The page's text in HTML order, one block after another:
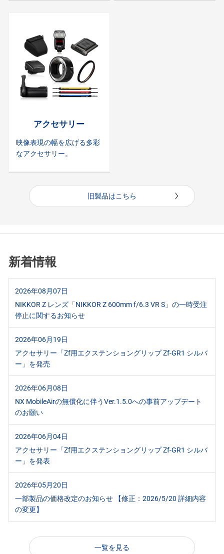
アクセサリー
映像表現の幅を広げる多彩
なアクセサリー。
旧製品はこちら
新着情報
2026年08月07日
NIKKOR Z レンズ「NIKKOR Z 600mm f/6.3 VR S」の一時受注
停止に関するお知らせ
2026年06月19日
アクセサリー「Zf用エクステンショングリップ Zf-GR1 シルバ
ー」を発売
2026年06月08日
NX MobileAirの無償化に伴うVer.1.5.0への事前アップデート
のお願い
2026年06月04日
アクセサリー「Zf用エクステンショングリップ Zf-GR1 シルバ
ー」を発表
2026年05月20日
一部製品の価格改定のお知らせ 【修正：2026/5/20 詳細内容
の変更】
一覧を見る